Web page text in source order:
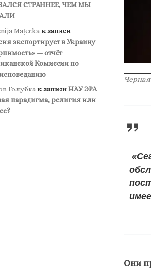
Они
СТРАННЕЕ, ЧЕМ МЫ
Maļecka к записи
экспортирует в Украину
— отчёт
Комиссии по
Голубкак записиНАУ ЭРА
парадигма, религия или